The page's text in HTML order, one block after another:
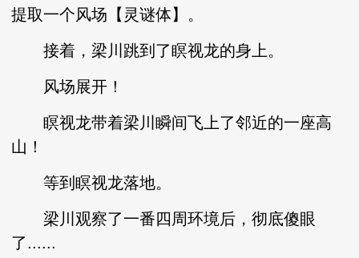
提取一个风场【灵谜体】。
接着，梁川跳到了瞑视龙的身上。
风场展开！
瞑视龙带着梁川瞬间飞上了邻近的一座高
山！
等到瞑视龙落地。
梁川观察了一番四周环境后，彻底傻眼
了......